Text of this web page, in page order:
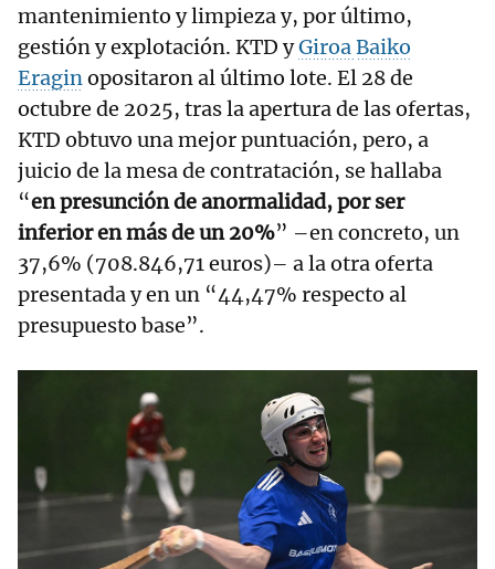
mantenimiento y limpieza y, por último,
gestión y explotación. KTD yGiroaBaiko
Eraginopositaron al último lote. El 28 de
octubre de 2025, tras la apertura de las ofertas,
KTD obtuvo una mejor puntuación, pero, a
juicio de la mesa de contratación, se hallaba
“en presunción de anormalidad, por ser
inferior en más de un 20%” –en concreto, un
37,6% (708.846,71 euros)– a la otra oferta
presentada y en un “44,47% respecto al
presupuesto base”.